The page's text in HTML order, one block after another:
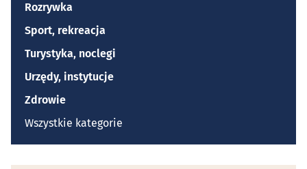
Rozrywka
Sport, rekreacja
Turystyka, noclegi
Urzędy, instytucje
Zdrowie
Wszystkie kategorie